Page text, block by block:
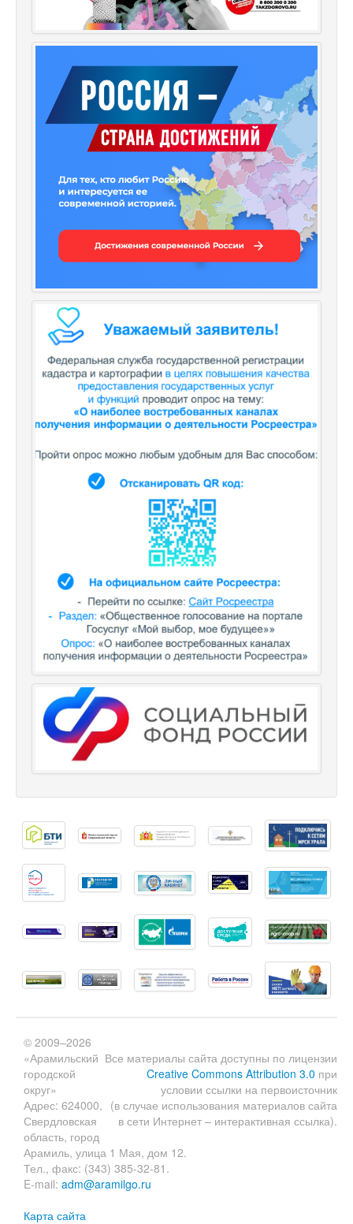
Все материалы сайта доступны по лицензии
Creative Commons Attribution 3.0 при
условии ссылки на первоисточник
(в случае использования материалов сайта
в сети Интернет – интерактивная ссылка).
© 2009–2026
«Арамильский
городской
округ»
Адрес: 624000,
Свердловская
область, город
Арамиль, улица 1 Мая, дом 12.
Тел., факс: (343) 385-32-81.
E-mail: adm@aramilgo.ru
Карта сайта